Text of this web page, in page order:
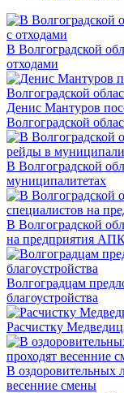
В Волгоградской
отходами
Денис Мантуров
Волгоградской
В Волгоградской
муниципалитетах
В Волгоградской
на предприятия
Волгоградцам
благоустройства
Расчистку
В оздоровительных
весенние смены